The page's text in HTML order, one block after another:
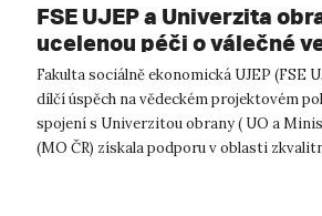
FSE UJEP a Univerzita
ucelenou péči o válečné
jejich rodiny
Fakulta sociálně ekonomická UJEP (FSE
dílčí úspěch na vědeckém projektovém
spojení s Univerzitou obrany ( UO a
(MO ČR) získala podporu v oblasti